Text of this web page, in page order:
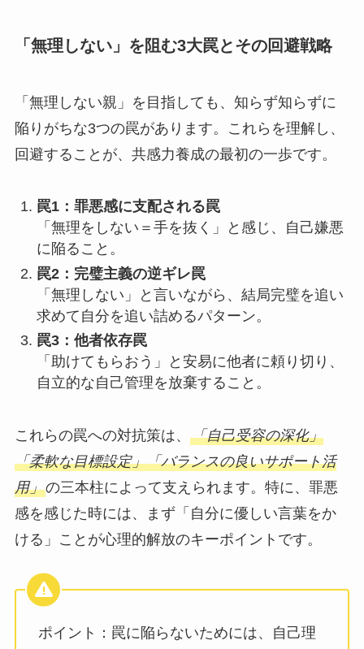
「無理しない」を阻む3大罠とその回避戦略
「無理しない親」を目指しても、知らず知らずに
陥りがちな3つの罠があります。これらを理解し、
回避することが、共感力養成の最初の一歩です。
罠1：罪悪感に支配される罠
「無理をしない＝手を抜く」と感じ、自己嫌悪
に陥ること。
罠2：完璧主義の逆ギレ罠
「無理しない」と言いながら、結局完璧を追い
求めて自分を追い詰めるパターン。
罠3：他者依存罠
「助けてもらおう」と安易に他者に頼り切り、
自立的な自己管理を放棄すること。
これらの罠への対抗策は、 「自己受容の深化」
「柔軟な目標設定」「バランスの良いサポート活
用」の三本柱によって支えられます。特に、罪悪
感を感じた時には、まず「自分に優しい言葉をか
ける」ことが心理的解放のキーポイントです。
ポイント：罠に陥らないためには、自己理